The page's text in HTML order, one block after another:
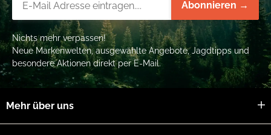
Abonnieren →
Nichts mehr verpassen!
Neue Markenwelten, ausgewählte Angebote, Jagdtipps und
besondere Aktionen direkt per E-Mail.
Mehr über uns